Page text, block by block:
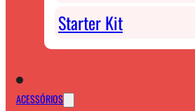
Starter Kit
ACESSÓRIOS